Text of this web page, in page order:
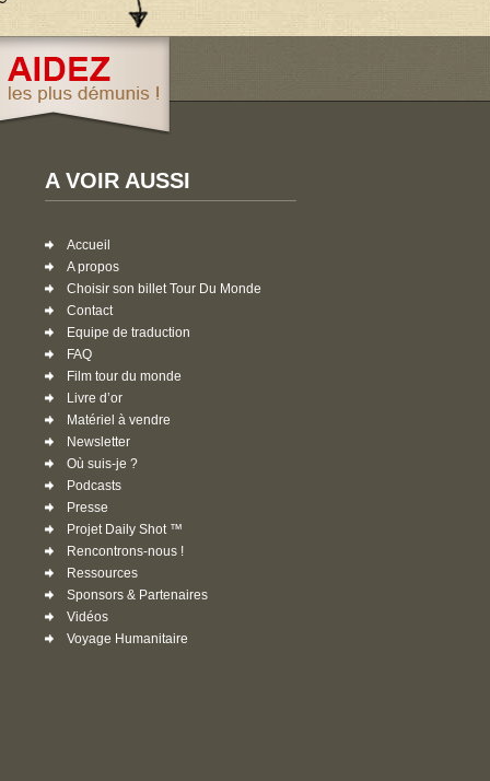
A VOIR AUSSI
Accueil
A propos
Choisir son billet Tour Du Monde
Contact
Equipe de traduction
FAQ
Film tour du monde
Livre d’or
Matériel à vendre
Newsletter
Où suis-je ?
Podcasts
Presse
Projet Daily Shot ™
Rencontrons-nous !
Ressources
Sponsors & Partenaires
Vidéos
Voyage Humanitaire